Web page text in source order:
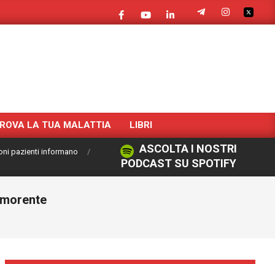
LA TUA MALATTIA LIBRI
pazienti informano
ASCOLTA I NOSTRI
PODCAST SU SPOTIFY